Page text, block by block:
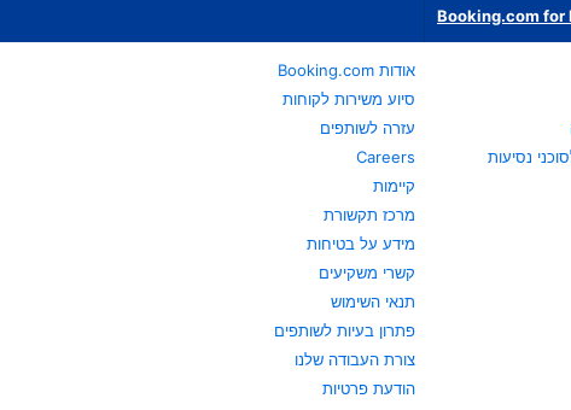
Booking.com for
אודות Booking.com
סיוע משירות לקוחות
עזרה לשותפים
Careers
קיימות
מרכז תקשורת
מידע על בטיחות
קשרי משקיעים
תנאי השימוש
פתרון בעיות לשותפים
צורת העבודה שלנו
הודעת פרטיות